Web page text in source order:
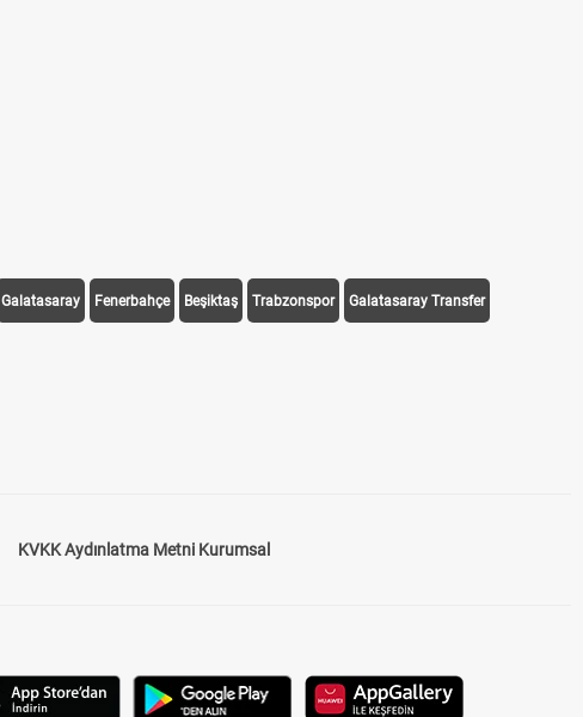
Galatasaray Fenerbahçe Beşiktaş Trabzonspor Galatasaray Transfer
KVKK Aydınlatma Metni Kurumsal